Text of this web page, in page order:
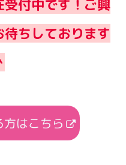
付中です！ご興
ちしております
はこちら